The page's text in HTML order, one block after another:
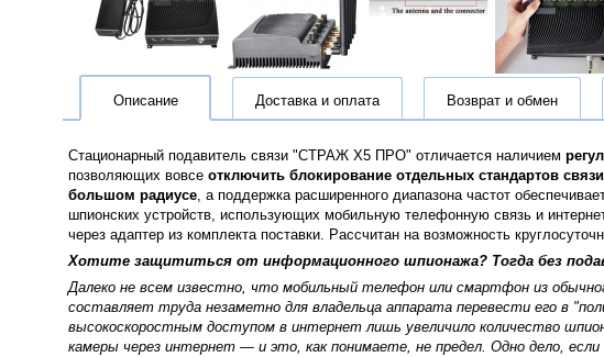
Описание Доставка и оплата Возврат и обмен
Стационарный подавитель связи "СТРАЖ Х5 ПРО" отличается наличием
позволяющих вовсе отключить блокирование отдельных стандартов связи
большом радиусе, а поддержка расширенного диапазона частот
шпионских устройств, использующих мобильную телефонную связь и
через адаптер из комплекта поставки. Рассчитан на возможность
Хотите защититься от информационного шпионажа? Тогда без
Далеко не всем известно, что мобильный телефон или смартфон из
составляет труда незаметно для владельца аппарата перевести его в
высокоскоростным доступом в интернет лишь увеличило количество
камеры через интернет — и это, как понимаете, не предел. Одно дело,